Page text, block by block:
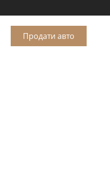
Продати авто